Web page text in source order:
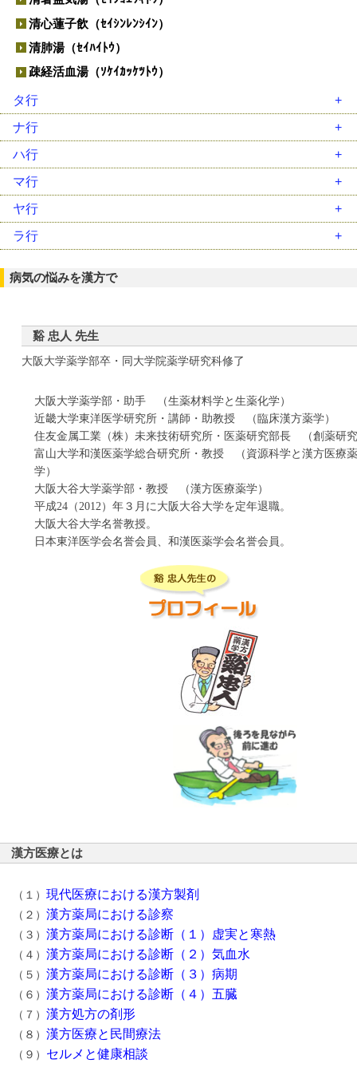
清心蓮子飲（ｾｲｼﾝﾚﾝｼｲﾝ）
清肺湯（ｾｲﾊｲﾄｳ）
疎経活血湯（ｿｹｲｶｯｹﾂﾄｳ）
タ行
大建中湯（ﾀﾞｲｹﾝﾁｭｳﾄｳ）
大柴胡湯（ﾀﾞｲｻｲｺﾄｳ）
大承気湯（ﾀﾞｲｼﾞｮｳｷﾄｳ）
竹筎温胆湯（ﾁｸｼﾞｮｳﾝﾀﾝﾄｳ）
調胃承気湯（ﾁｮｳｲｼﾞｮｳｷﾄｳ）
釣藤散（ﾁｮｳﾄｳｻﾝ）
通導散（ﾂｳﾄﾞｳｻﾝ）
ナ行
二陳湯（ﾆﾁﾝﾄｳ）
女神散（ﾆｮｼﾝｻﾝ）
人参湯（ﾆﾝｼﾞﾝﾄｳ）
人参養栄湯（ﾆﾝｼﾞﾝﾖｳｴｲﾄｳ）
ハ行
排膿散及湯（ﾊｲﾉｳｻﾝｷｭｳﾄｳ）
麦門冬湯（ﾊﾞｸﾓﾝﾄﾞｳﾄｳ）
八味地黄丸（ﾊﾁﾐｼﾞｵｳｶﾞﾝ）
半夏厚朴湯（ﾊﾝｹﾞｺｳﾎﾞｸﾄｳ）
半夏瀉心湯（ﾊﾝｹﾞｼｬｼﾝﾄｳ）
平胃散（ﾍｲｲｻﾝ）
防風通聖散（ﾎﾞｳﾌｳﾂｳｼｮｳｻﾝ）
マ行
麻黄湯（ﾏｵｳﾄｳ）
麻黄附子細辛湯（ﾏｵｳﾌﾞｼｻｲｼﾝﾄｳ）
ヤ行
抑肝散（ﾖｸｶﾝｻﾝ）
ラ行
立効散（ﾘｯｺｳｻﾝ）
苓姜朮甘湯（ﾘｮｳｷｮｳｼﾞｭﾂｶﾝﾄｳ）
病気の悩みを漢方で
谿 忠人 先生
大阪大学薬学部卒・同大学院薬学研究科修了
大阪大学薬学部・助手 （生薬材料学と生薬化学）
近畿大学東洋医学研究所・講師・助教授 （臨床漢方薬学）
住友金属工業（株）未来技術研究所・医薬研究部長 （創薬研
富山大学和漢医薬学総合研究所・教授 （資源科学と漢方医療薬
学）
大阪大谷大学薬学部・教授 （漢方医療薬学）
平成24（2012）年３月に大阪大谷大学を定年退職。
大阪大谷大学名誉教授。
日本東洋医学会名誉会員、和漢医薬学会名誉会員。
漢方医療とは
（１） 現代医療における漢方製剤
（２） 漢方薬局における診察
（３） 漢方薬局における診断（１）虚実と寒熱
（４） 漢方薬局における診断（２）気血水
（５） 漢方薬局における診断（３）病期
（６） 漢方薬局における診断（４）五臓
（７） 漢方処方の剤形
（８） 漢方医療と民間療法
（９） セルメと健康相談